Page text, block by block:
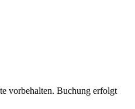
vorbehalten. Buchung erfolgt